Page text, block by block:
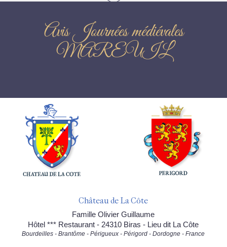
Avis Journées médiévales
MAREUIL
Château de La Côte
Famille Olivier Guillaume
Hôtel *** Restaurant - 24310 Biras - Lieu dit La Côte
Bourdeilles - Brantôme - Périgueux - Périgord - Dordogne - France